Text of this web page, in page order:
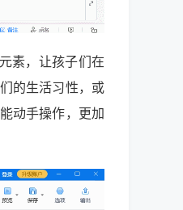
素，让孩子们在
的生活习性，或
动手操作，更加